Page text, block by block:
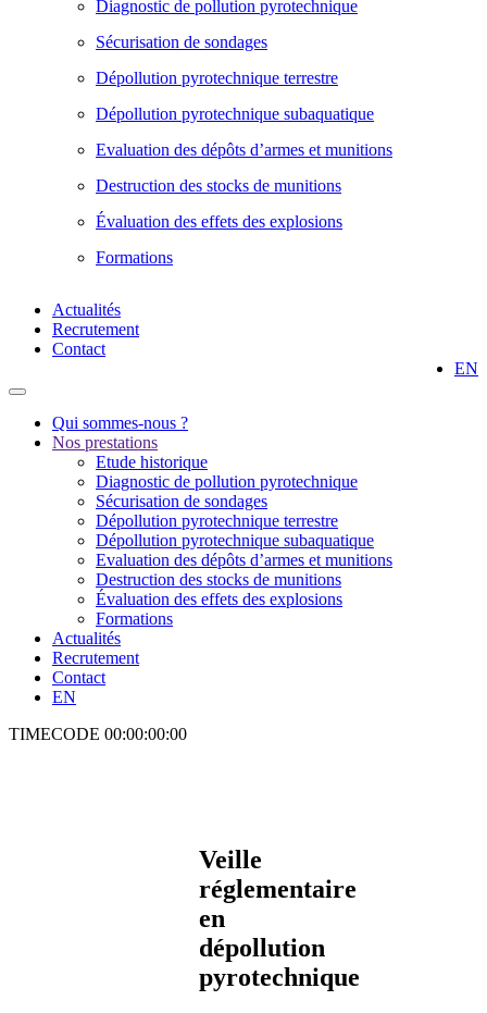
Diagnostic de pollution pyrotechnique
Sécurisation de sondages
Dépollution pyrotechnique terrestre
Dépollution pyrotechnique subaquatique
Evaluation des dépôts d’armes et munitions
Destruction des stocks de munitions
Évaluation des effets des explosions
Formations
Actualités
Recrutement
Contact
EN
Qui sommes-nous ?
Nos prestations
Etude historique
Diagnostic de pollution pyrotechnique
Sécurisation de sondages
Dépollution pyrotechnique terrestre
Dépollution pyrotechnique subaquatique
Evaluation des dépôts d’armes et munitions
Destruction des stocks de munitions
Évaluation des effets des explosions
Formations
Actualités
Recrutement
Contact
EN
TIMECODE 00:00:00:00
Veille
réglementaire
en
dépollution
pyrotechnique